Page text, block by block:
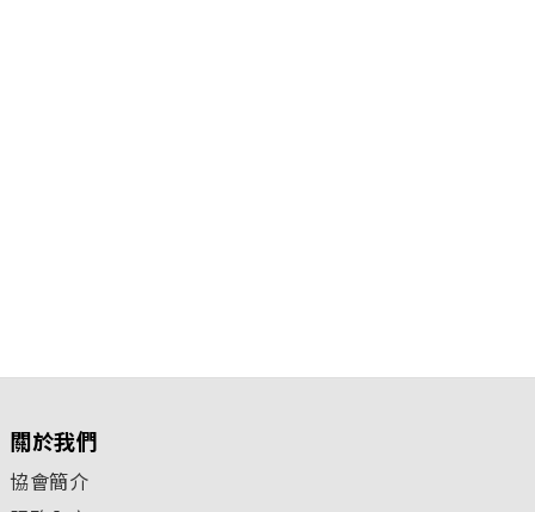
關於我們
協會簡介